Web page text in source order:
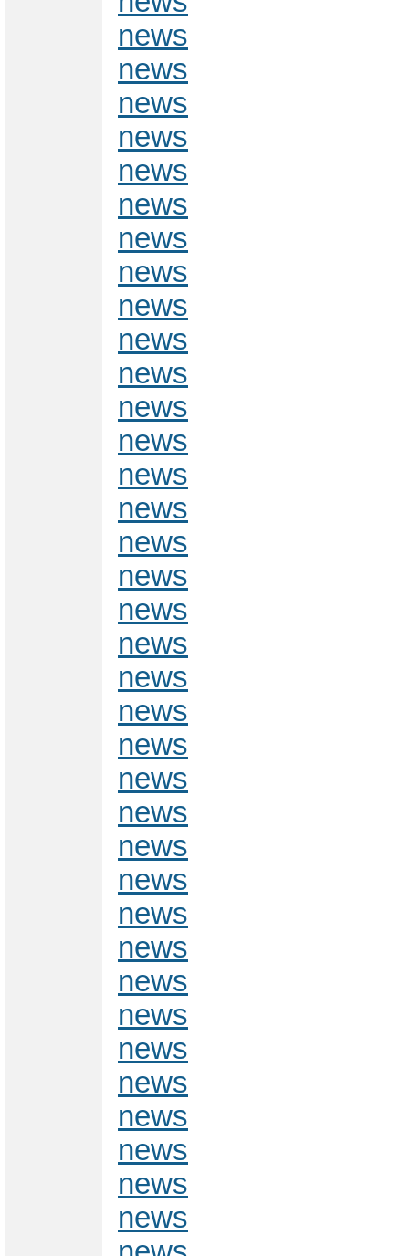
news
news
news
news
news
news
news
news
news
news
news
news
news
news
news
news
news
news
news
news
news
news
news
news
news
news
news
news
news
news
news
news
news
news
news
news